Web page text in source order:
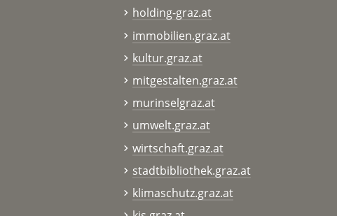
holding-graz.at
immobilien.graz.at
kultur.graz.at
mitgestalten.graz.at
murinselgraz.at
umwelt.graz.at
wirtschaft.graz.at
stadtbibliothek.graz.at
klimaschutz.graz.at